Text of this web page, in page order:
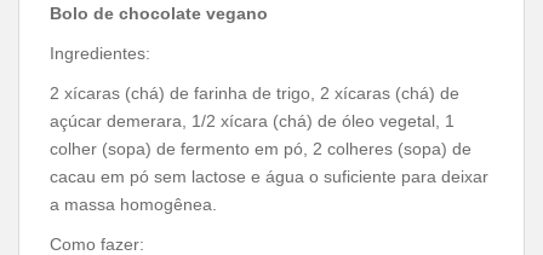
Bolo de chocolate vegano
Ingredientes:
2 xícaras (chá) de farinha de trigo, 2 xícaras (chá) de
açúcar demerara, 1/2 xícara (chá) de óleo vegetal, 1
colher (sopa) de fermento em pó, 2 colheres (sopa) de
cacau em pó sem lactose e água o suficiente para deixar
a massa homogênea.
Como fazer: